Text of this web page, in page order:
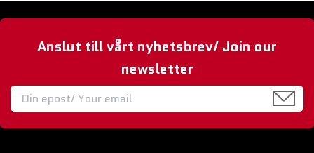
Anslut till vårt nyhetsbrev/ Join our
newsletter